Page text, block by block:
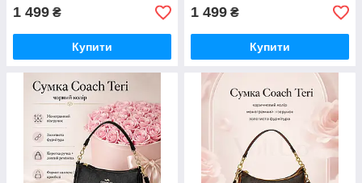
1 499 ₴
Купити
1 499 ₴
Купити